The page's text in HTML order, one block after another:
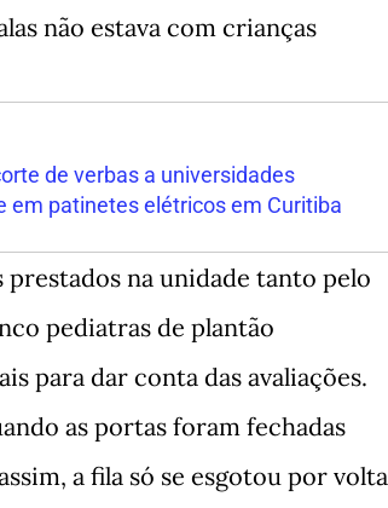
não estava com crianças
de verbas a universidades
em patinetes elétricos em Curitiba
na unidade tanto pelo
pediatras de plantão
para dar conta das avaliações.
as portas foram fechadas
a fila só se esgotou por volta